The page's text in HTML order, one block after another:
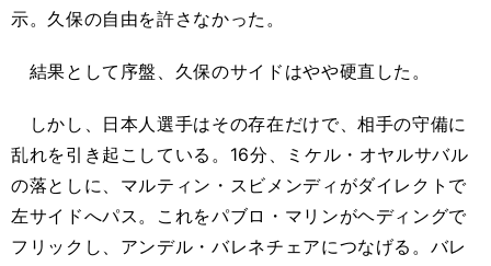
示。久保の自由を許さなかった。
結果として序盤、久保のサイドはやや硬直した。
しかし、日本人選手はその存在だけで、相手の守備に
乱れを引き起こしている。16分、ミケル・オヤルサバル
の落としに、マルティン・スビメンディがダイレクトで
左サイドへパス。これをパブロ・マリンがヘディングで
フリックし、アンデル・バレネチェアにつなげる。バレ